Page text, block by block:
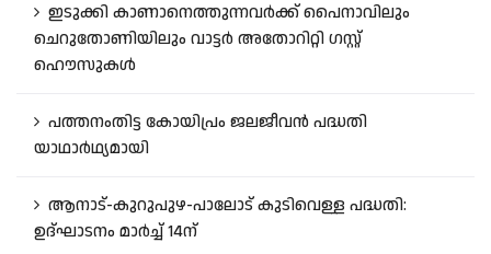
ഇടുക്കി കാണാനെത്തുന്നവർക്ക് പൈനാവിലും
ചെറുതോണിയിലും വാട്ടർ അതോറിറ്റി ഗസ്റ്റ്
ഹൌസുകൾ
പത്തനംതിട്ട കോയിപ്രം ജലജീവൻ പദ്ധതി
യാഥാർഥ്യമായി
ആനാട്‌-കുറുപുഴ-പാലോട്‌ കുടിവെള്ള പദ്ധതി:
ഉദ്ഘാടനം മാർച്ച് 14ന്